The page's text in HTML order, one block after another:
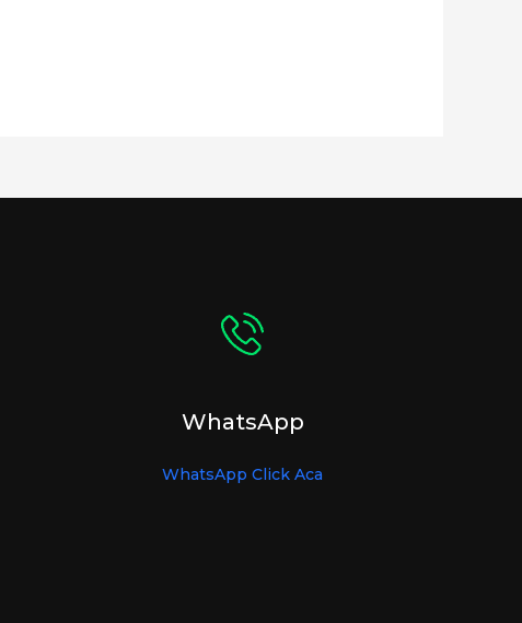
WhatsApp
WhatsApp Click Aca